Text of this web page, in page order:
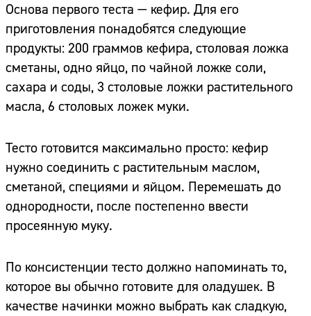
Основа первого теста — кефир. Для его
приготовления понадобятся следующие
продукты: 200 граммов кефира, столовая ложка
сметаны, одно яйцо, по чайной ложке соли,
сахара и соды, 3 столовые ложки растительного
масла, 6 столовых ложек муки.
Тесто готовится максимально просто: кефир
нужно соединить с растительным маслом,
сметаной, специями и яйцом. Перемешать до
однородности, после постепенно ввести
просеянную муку.
По консистенции тесто должно напоминать то,
которое вы обычно готовите для оладушек. В
качестве начинки можно выбрать как сладкую,